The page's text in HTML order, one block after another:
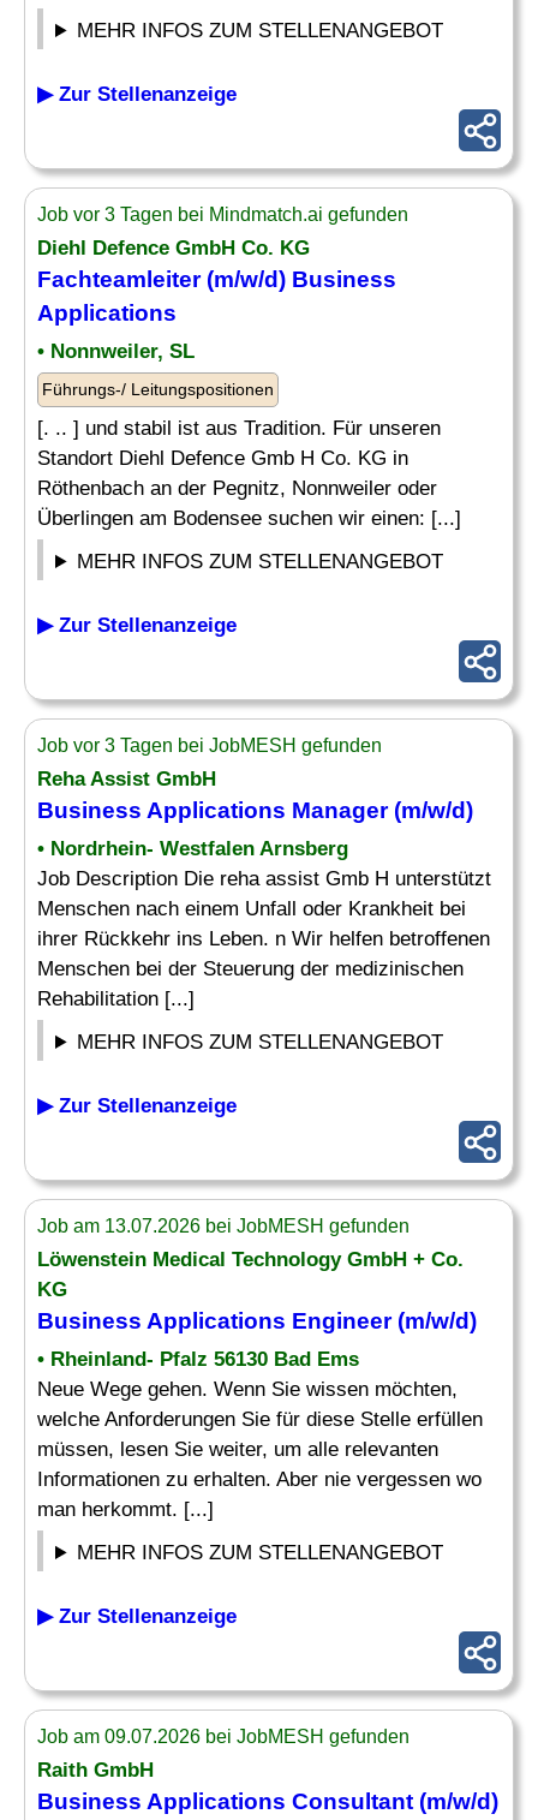
MEHR INFOS ZUM STELLENANGEBOT
▶ Zur Stellenanzeige
Job vor 3 Tagen bei Mindmatch.ai gefunden
Diehl Defence GmbH Co. KG
Fachteamleiter (m/w/d) Business
Applications
• Nonnweiler, SL
Führungs-/ Leitungspositionen
[. .. ] und stabil ist aus Tradition. Für unseren
Standort Diehl Defence Gmb H Co. KG in
Röthenbach an der Pegnitz, Nonnweiler oder
Überlingen am Bodensee suchen wir einen: [...]
MEHR INFOS ZUM STELLENANGEBOT
▶ Zur Stellenanzeige
Job vor 3 Tagen bei JobMESH gefunden
Reha Assist GmbH
Business Applications Manager (m/w/d)
• Nordrhein- Westfalen Arnsberg
Job Description Die reha assist Gmb H unterstützt
Menschen nach einem Unfall oder Krankheit bei
ihrer Rückkehr ins Leben. n Wir helfen betroffenen
Menschen bei der Steuerung der medizinischen
Rehabilitation [...]
MEHR INFOS ZUM STELLENANGEBOT
▶ Zur Stellenanzeige
Job am 13.07.2026 bei JobMESH gefunden
Löwenstein Medical Technology GmbH + Co.
KG
Business Applications Engineer (m/w/d)
• Rheinland- Pfalz 56130 Bad Ems
Neue Wege gehen. Wenn Sie wissen möchten,
welche Anforderungen Sie für diese Stelle erfüllen
müssen, lesen Sie weiter, um alle relevanten
Informationen zu erhalten. Aber nie vergessen wo
man herkommt. [...]
MEHR INFOS ZUM STELLENANGEBOT
▶ Zur Stellenanzeige
Job am 09.07.2026 bei JobMESH gefunden
Raith GmbH
Business Applications Consultant (m/w/d)